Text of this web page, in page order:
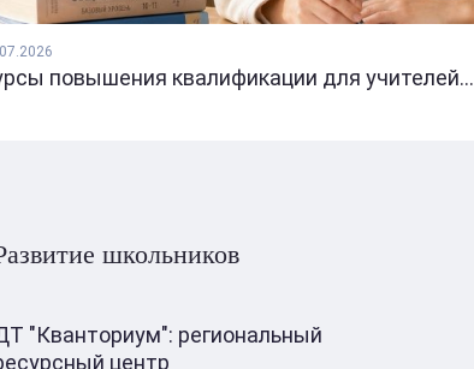
повышения квалификации для учителей...
школьников
"Кванториум": региональный
центр